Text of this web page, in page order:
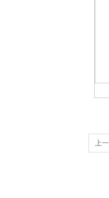
上一